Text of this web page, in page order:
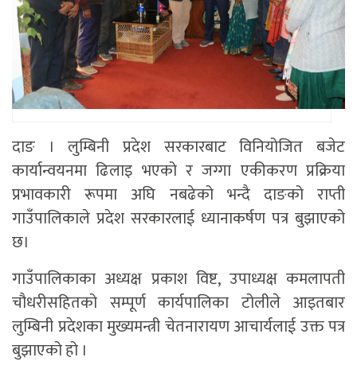
दाङ । लुम्बिनी प्रदेश सरकारबाट विनियोजित बजेट
कार्यान्वयनमा ढिलाइ भएको र जग्गा एकीकरण प्रक्रिया
प्रभावकारी रूपमा अघि नबढेको भन्दै दाङको राप्ती
गाउँपालिकाले प्रदेश सरकारलाई ध्यानाकर्षण पत्र बुझाएको
छ।
गाउँपालिकाका अध्यक्ष प्रकाश विष्ट, उपाध्यक्ष कमलापती
चौधरीसहितको सम्पूर्ण कार्यपालिका टोलीले आइतबार
लुम्बिनी प्रदेशका मुख्यमन्त्री चेतनारायण आचार्यलाई उक्त पत्र
बुझाएको हो ।